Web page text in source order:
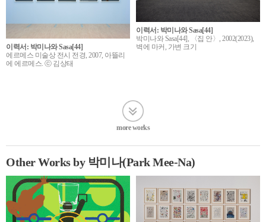
이력서: 박미나와 Sasa[44]
박미나와 Sasa[44], 〈집 안〉, 2002(2023),
벽에 마커, 가변 크기
이력서: 박미나와 Sasa[44]
에르메스 미술상 전시 전경, 2007, 아뜰리
에 에르메스. ⓒ 김상태
more works
Other Works by 박미나(Park Mee-Na)